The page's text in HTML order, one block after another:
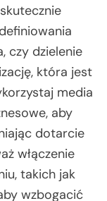
czy dzielenie
która jest
media
aby
dotarcie
włączenie
takich jak
wzbogacić